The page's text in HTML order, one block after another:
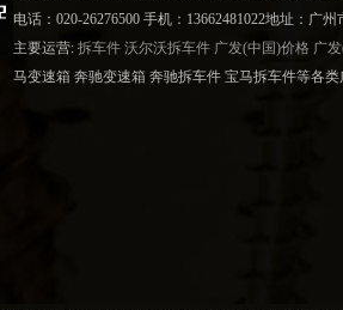
电话：020-26276500 手机：13662481022地址：广
主要运营: 拆车件 沃尔沃拆车件 广发(中国)价格 广
马变速箱 奔驰变速箱 奔驰拆车件 宝马拆车件等各